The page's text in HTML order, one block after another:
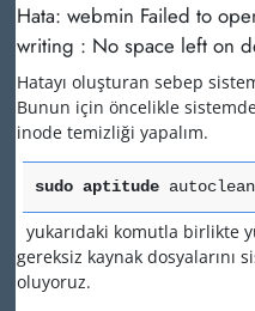
Hata: webmin Failed to
writing : No space left on
Hatayı oluşturan sebep
Bunun için öncelikle
inode temizliği yapalım.
sudo aptitude autoclean
yukarıdaki komutla birlikte
gereksiz kaynak dosyalarını
oluyoruz.